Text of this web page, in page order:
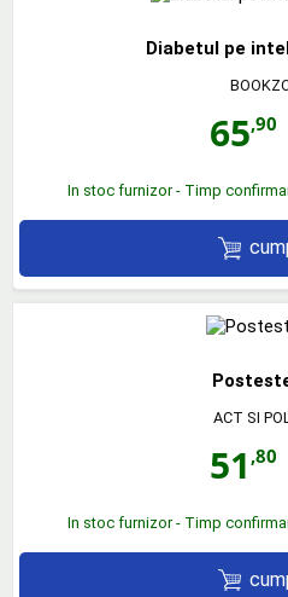
Diabetul pe
65,90
In stoc furnizor - Timp
ACT SI
51 ,80
In stoc furnizor - Timp